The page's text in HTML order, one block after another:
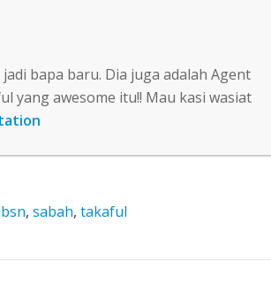
bapa baru. Dia juga adalah Agent
yang awesome itu!! Mau kasi wasiat
, sabah, takaful